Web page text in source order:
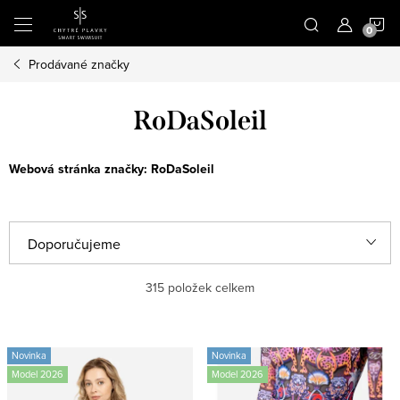
obsah
Prodávané značky
RoDaSoleil
Webová stránka značky: RoDaSoleil
a
n
í
Doporučujeme
Nejprodávanější
315 položek celkem
V
ý
Novinka
Model 2026
Novinka
Model 2026